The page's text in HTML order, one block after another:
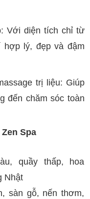
Với diện tích chỉ từ
hợp lý, đẹp và đậm
trị liệu: Giúp
đến chăm sóc toàn
Spa
quầy thấp, hoa
Nhật
sàn gỗ, nến thơm,